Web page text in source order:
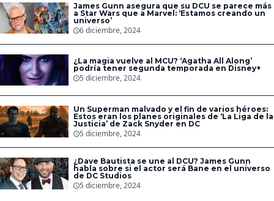
James Gunn asegura que su DCU se parece más
a Star Wars que a Marvel: ‘Estamos creando un
universo’
6 diciembre, 2024
¿La magia vuelve al MCU? ‘Agatha All Along’
podría tener segunda temporada en Disney+
5 diciembre, 2024
Un Superman malvado y el fin de varios héroes:
Estos eran los planes originales de ‘La Liga de la
Justicia’ de Zack Snyder en DC
5 diciembre, 2024
¿Dave Bautista se une al DCU? James Gunn
habla sobre si el actor será Bane en el universo
de DC Studios
5 diciembre, 2024